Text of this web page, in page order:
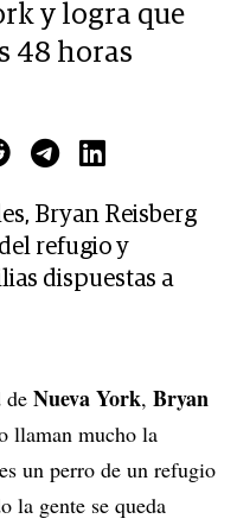
y logra que
48 horas
Bryan Reisberg
refugio y
dispuestas a
de Nueva York, Bryan
llaman mucho la
un perro de un refugio
la gente se queda